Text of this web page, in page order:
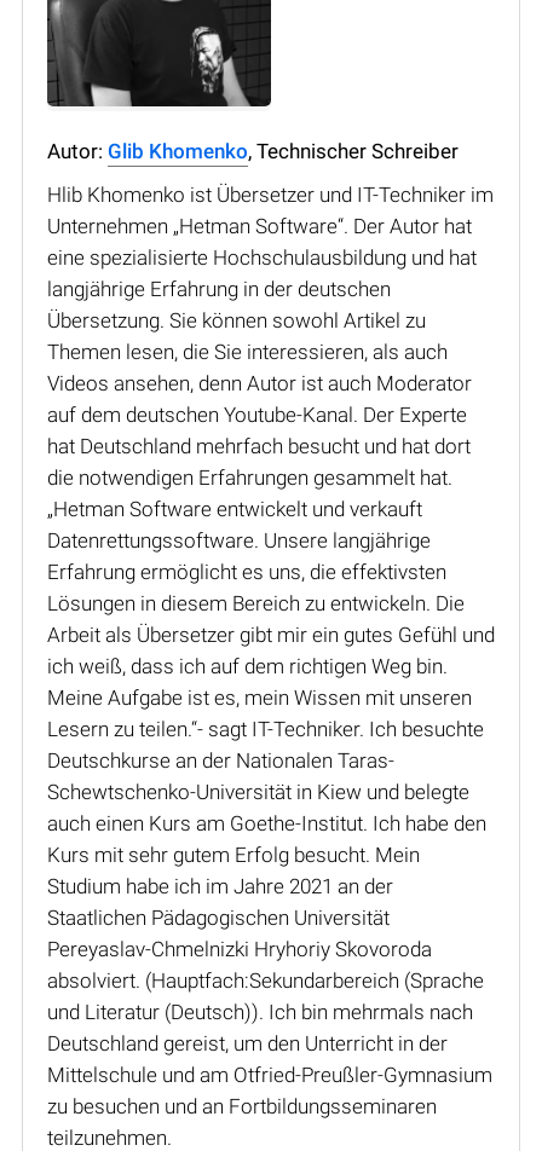
Autor: Glib Khomenko, Technischer Schreiber
Hlib Khomenko ist Übersetzer und IT-Techniker im
Unternehmen „Hetman Software“. Der Autor hat
eine spezialisierte Hochschulausbildung und hat
langjährige Erfahrung in der deutschen
Übersetzung. Sie können sowohl Artikel zu
Themen lesen, die Sie interessieren, als auch
Videos ansehen, denn Autor ist auch Moderator
auf dem deutschen Youtube-Kanal. Der Experte
hat Deutschland mehrfach besucht und hat dort
die notwendigen Erfahrungen gesammelt hat.
„Hetman Software entwickelt und verkauft
Datenrettungssoftware. Unsere langjährige
Erfahrung ermöglicht es uns, die effektivsten
Lösungen in diesem Bereich zu entwickeln. Die
Arbeit als Übersetzer gibt mir ein gutes Gefühl und
ich weiß, dass ich auf dem richtigen Weg bin.
Meine Aufgabe ist es, mein Wissen mit unseren
Lesern zu teilen.“- sagt IT-Techniker. Ich besuchte
Deutschkurse an der Nationalen Taras-
Schewtschenko-Universität in Kiew und belegte
auch einen Kurs am Goethe-Institut. Ich habe den
Kurs mit sehr gutem Erfolg besucht. Mein
Studium habe ich im Jahre 2021 an der
Staatlichen Pädagogischen Universität
Pereyaslav-Chmelnizki Hryhoriy Skovoroda
absolviert. (Hauptfach:Sekundarbereich (Sprache
und Literatur (Deutsch)). Ich bin mehrmals nach
Deutschland gereist, um den Unterricht in der
Mittelschule und am Otfried-Preußler-Gymnasium
zu besuchen und an Fortbildungsseminaren
teilzunehmen.